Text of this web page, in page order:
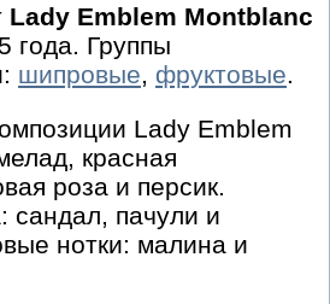
Lady Emblem Montblanc
года. Группы
шипровые, фруктовые.
Lady Emblem
красная
роза и персик.
сандал, пачули и
нотки: малина и